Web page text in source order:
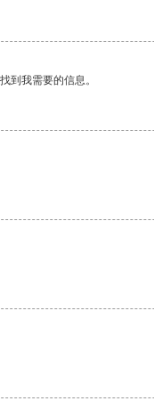
到我需要的信息。